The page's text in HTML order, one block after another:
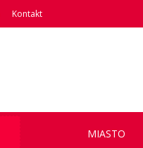
Kontakt
MIASTO